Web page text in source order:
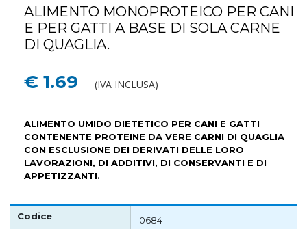
ALIMENTO MONOPROTEICO PER CANI
E PER GATTI A BASE DI SOLA CARNE
DI QUAGLIA.
€ 1.69 (IVA INCLUSA)
ALIMENTO UMIDO DIETETICO PER CANI E GATTI
CONTENENTE PROTEINE DA VERE CARNI DI QUAGLIA
CON ESCLUSIONE DEI DERIVATI DELLE LORO
LAVORAZIONI, DI ADDITIVI, DI CONSERVANTI E DI
APPETIZZANTI.
0684